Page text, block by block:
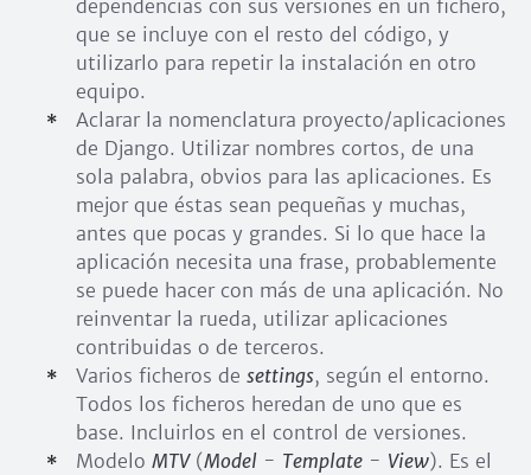
dependencias con sus versiones en un fichero,
que se incluye con el resto del código, y
utilizarlo para repetir la instalación en otro
equipo.
Aclarar la nomenclatura proyecto/aplicaciones
de Django. Utilizar nombres cortos, de una
sola palabra, obvios para las aplicaciones. Es
mejor que éstas sean pequeñas y muchas,
antes que pocas y grandes. Si lo que hace la
aplicación necesita una frase, probablemente
se puede hacer con más de una aplicación. No
reinventar la rueda, utilizar aplicaciones
contribuidas o de terceros.
Varios ficheros de settings, según el entorno.
Todos los ficheros heredan de uno que es
base. Incluirlos en el control de versiones.
Modelo MTV(Model - Template - View). Es el